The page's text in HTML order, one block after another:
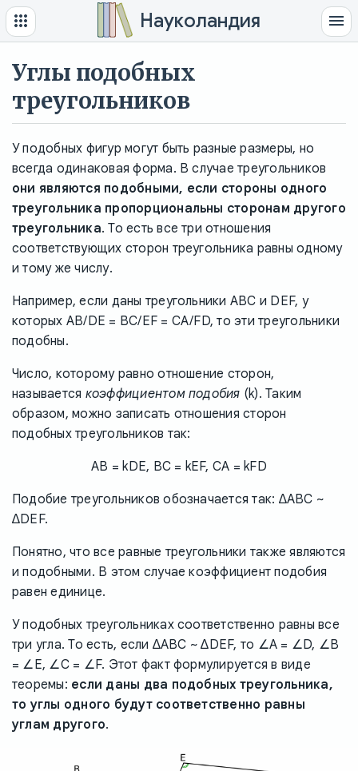
Науколандия
Углы подобных
треугольников
У подобных фигур могут быть разные размеры, но
всегда одинаковая форма. В случае треугольников
они являются подобными, если стороны одного
треугольника пропорциональны сторонам другого
треугольника. То есть все три отношения
соответствующих сторон треугольника равны одному
и тому же числу.
Например, если даны треугольники ABC и DEF, у
которых AB/DE = BC/EF = CA/FD, то эти треугольники
подобны.
Число, которому равно отношение сторон,
называется коэффициентом подобия (k). Таким
образом, можно записать отношения сторон
подобных треугольников так:
AB = kDE, BC = kEF, CA = kFD
Подобие треугольников обозначается так: ∆ABC ~
∆DEF.
Понятно, что все равные треугольники также являются
и подобными. В этом случае коэффициент подобия
равен единице.
У подобных треугольниках соответственно равны все
три угла. То есть, если ∆ABC ~ ∆DEF, то ∠A = ∠D, ∠B
= ∠E, ∠C = ∠F. Этот факт формулируется в виде
теоремы: если даны два подобных треугольника,
то углы одного будут соответственно равны
углам другого.